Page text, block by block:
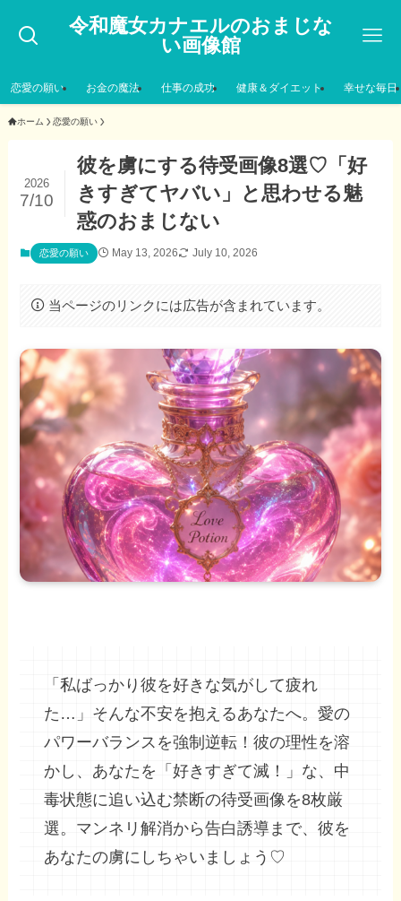
令和魔女カナエルのおまじな
い画像館
恋愛の願い お金の魔法 仕事の成功 健康＆ダイエット 幸せな毎日
ホーム 恋愛の願い
彼を虜にする待受画像8選♡「好
きすぎてヤバい」と思わせる魅
惑のおまじない
2026
7/10
恋愛の願い May 13, 2026 July 10, 2026
当ページのリンクには広告が含まれています。
「私ばっかり彼を好きな気がして疲れ
た…」そんな不安を抱えるあなたへ。愛の
パワーバランスを強制逆転！彼の理性を溶
かし、あなたを「好きすぎて滅！」な、中
毒状態に追い込む禁断の待受画像を8枚厳
選。マンネリ解消から告白誘導まで、彼を
あなたの虜にしちゃいましょう♡